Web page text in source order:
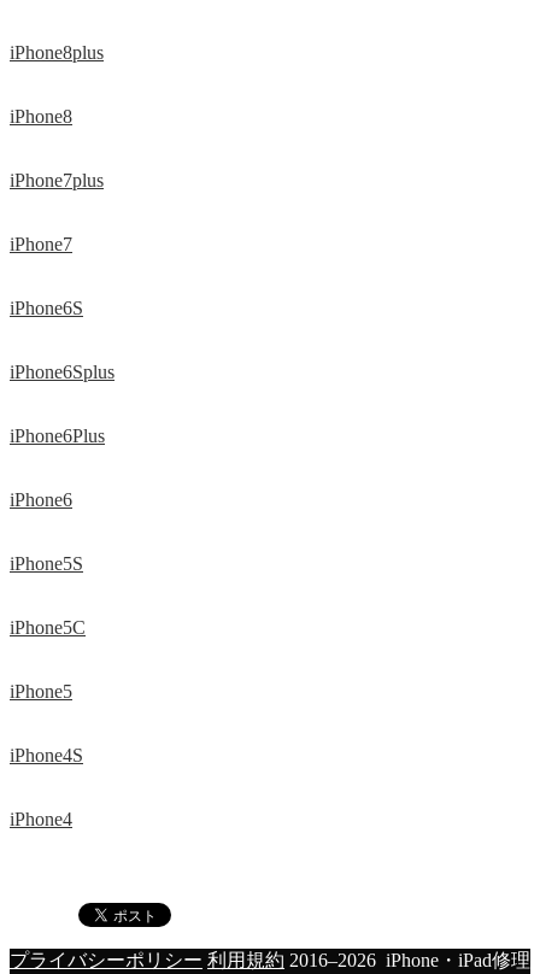
iPhone8plus
iPhone8
iPhone7plus
iPhone7
iPhone6S
iPhone6Splus
iPhone6Plus
iPhone6
iPhone5S
iPhone5C
iPhone5
iPhone4S
iPhone4
プライバシーポリシー 利用規約 2016–2026 iPhone・iPad修理